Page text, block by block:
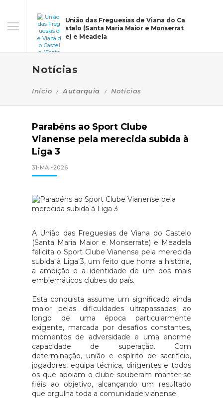
União das Freguesias de Viana do Ca
stelo (Santa Maria Maior e Monserrat
e) e Meadela
Notícias
Início Autarquia Notícias
Parabéns ao Sport Clube
Vianense pela merecida subida à
Liga 3
31-MAI-2026
A União das Freguesias de Viana do Castelo
(Santa Maria Maior e Monserrate) e Meadela
felicita o Sport Clube Vianense pela merecida
subida à Liga 3, um feito que honra a história,
a ambição e a identidade de um dos mais
emblemáticos clubes do país.
Esta conquista assume um significado ainda
maior pelas dificuldades ultrapassadas ao
longo de uma época particularmente
exigente, marcada por desafios constantes,
momentos de adversidade e uma enorme
capacidade de superação. Com
determinação, união e espírito de sacrifício,
jogadores, equipa técnica, dirigentes e todos
os que apoiam o clube souberam manter-se
fiéis ao objetivo, alcançando um resultado
que orgulha toda a comunidade vianense.